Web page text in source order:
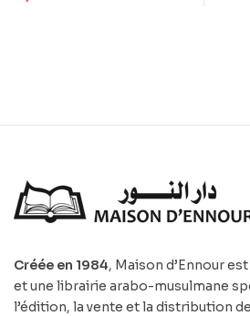
Créée en 1984, Maison d’Ennour
et une librairie arabo-musulmane
l’édition, la vente et la distribution